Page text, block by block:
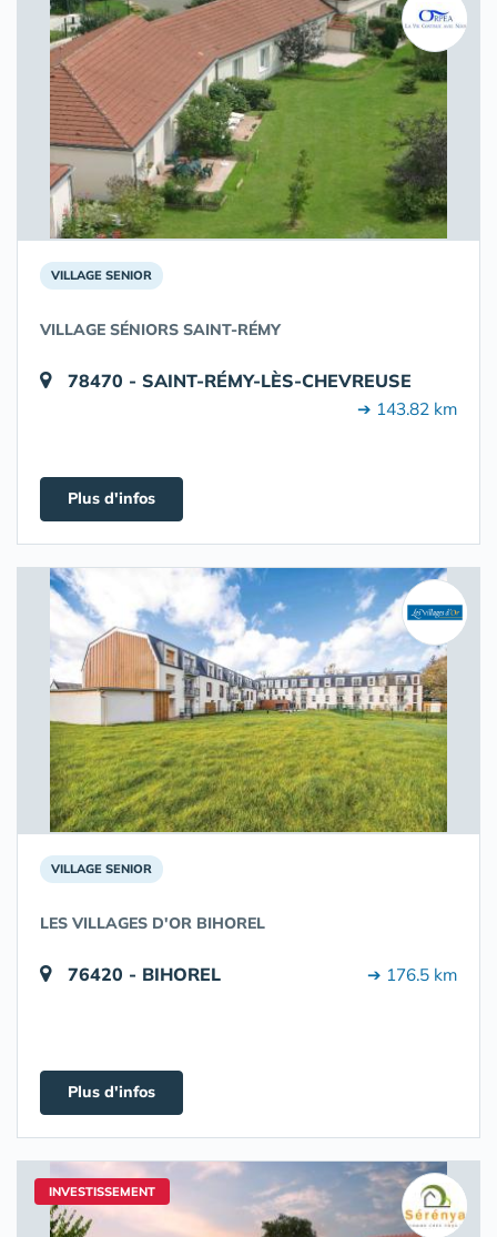
VILLAGE SENIOR
VILLAGE SÉNIORS SAINT-RÉMY
78470 - SAINT-RÉMY-LÈS-CHEVREUSE
➔ 143.82 km
Plus d'infos
VILLAGE SENIOR
LES VILLAGES D'OR BIHOREL
76420 - BIHOREL ➔ 176.5 km
Plus d'infos
INVESTISSEMENT